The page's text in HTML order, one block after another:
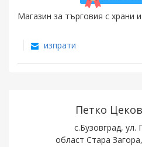
Магазин за търговия с храни
изпрати
Петко
с.Бузовград,
област Стара